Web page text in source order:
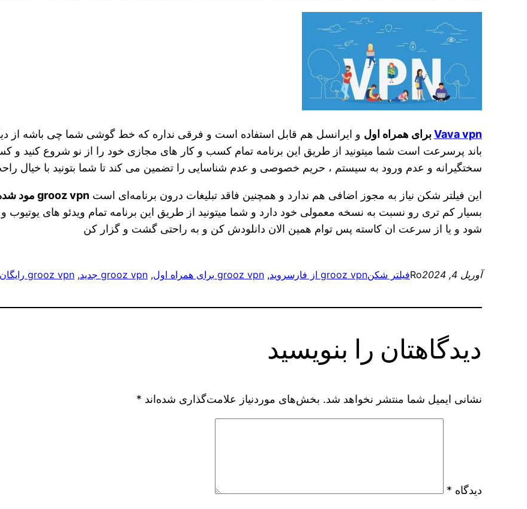
Vava vpnبرای همراه اول و ایرانسل هم قابل استفاده است و فرقی نداره که خط گوشی شما چی باشه از
باند پرسرعت است شما میتونید از طریق این برنامه تمام کسب و کار های مجازی خود را از نو شروع کنید و
سختگیرانه و عدم ورود به سیستم ، حریم خصوصی و عدم شناسایی را تضمین می کند تا شما بتونید با خیال راحت
این فیلتر شکن نیاز به مجوز اضافی هم ندارد و همچنین فاقد تبلیغات درون برنامه‌ای استgrooz vpn مود شده
بسیار کم تری رو نسبت به نسخه معمولی خود دارد و شما میتونید از طریق این برنامه تمام ویدئو های یوتیوب و
شود و یا از سرعت ان کاسته پس توام همین الان دانلودش کن و به راحتی گشت و گزار کن
آوریل 4, 2024 Roفیلتر شکنgrooz vpn از فارسروید , grooz vpn برای همراه اول , grooz vpn جدید , grooz vpn رایگان
دیدگاهتان را بنویسید
نشانی ایمیل شما منتشر نخواهد شد. بخش‌های موردنیاز علامت‌گذاری شده‌اند *
دیدگاه *